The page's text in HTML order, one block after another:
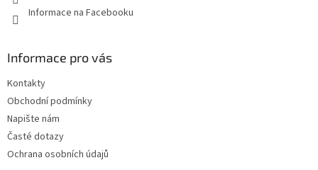
Informace na Facebooku
Informace pro vás
Kontakty
Obchodní podmínky
Napište nám
Časté dotazy
Ochrana osobních údajů